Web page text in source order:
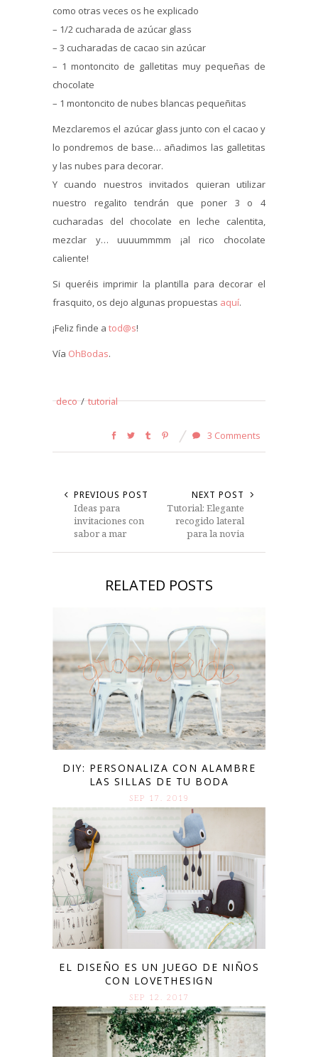
como otras veces os he explicado
– 1/2 cucharada de azúcar glass
– 3 cucharadas de cacao sin azúcar
– 1 montoncito de galletitas muy pequeñas de
chocolate
– 1 montoncito de nubes blancas pequeñitas
Mezclaremos el azúcar glass junto con el cacao y
lo pondremos de base… añadimos las galletitas
y las nubes para decorar.
Y cuando nuestros invitados quieran utilizar
nuestro regalito tendrán que poner 3 o 4
cucharadas del chocolate en leche calentita,
mezclar y… uuuummmm ¡al rico chocolate
caliente!
Si queréis imprimir la plantilla para decorar el
frasquito, os dejo algunas propuestas aquí.
¡Feliz finde a tod@s!
Vía OhBodas.
deco / tutorial
3 Comments
PREVIOUS POST
Ideas para
invitaciones con
sabor a mar
NEXT POST
Tutorial: Elegante
recogido lateral
para la novia
RELATED POSTS
DIY: PERSONALIZA CON ALAMBRE
LAS SILLAS DE TU BODA
SEP 17. 2019
EL DISEÑO ES UN JUEGO DE NIÑOS
CON LOVETHESIGN
SEP 12. 2017